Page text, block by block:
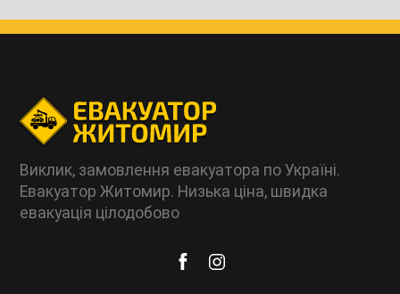
Виклик, замовлення евакуатора по Україні.
Евакуатор Житомир. Низька ціна, швидка
евакуація цілодобово